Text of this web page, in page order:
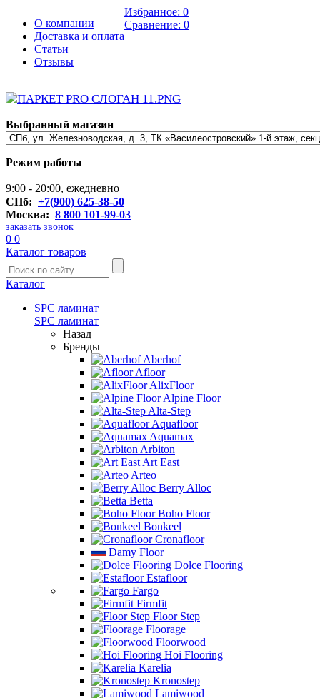
О компании
Доставка и оплата
Статьи
Отзывы
Избранное: 0
Сравнение: 0
Выбранный магазин
Режим работы
9:00 - 20:00, ежедневно
СПб: +7(900) 625-38-50
Москва: 8 800 101-99-03
заказать звонок
0 0
Каталог товаров
Каталог
SPC ламинат
SPC ламинат
Назад
Бренды
Aberhof
Afloor
AlixFloor
Alpine Floor
Alta-Step
Aquafloor
Aquamax
Arbiton
Art East
Arteo
Berry Alloc
Betta
Boho Floor
Bonkeel
Cronafloor
Damy Floor
Dolce Flooring
Estafloor
Fargo
Firmfit
Floor Step
Floorage
Floorwood
Hoi Flooring
Karelia
Kronostep
Lamiwood